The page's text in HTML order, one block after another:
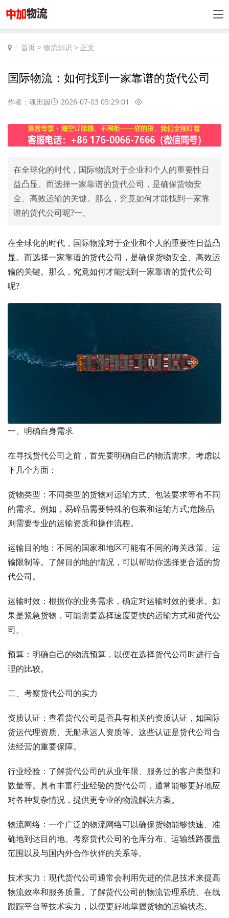
首页 > 物流知识 > 正文
国际物流：如何找到一家靠谱的货代公司
作者：魂田园 2026-07-03 05:29:01
在全球化的时代，国际物流对于企业和个人的重要性日
益凸显。而选择一家靠谱的货代公司，是确保货物安
全、高效运输的关键。那么，究竟如何才能找到一家靠
谱的货代公司呢?一、
在全球化的时代，国际物流对于企业和个人的重要性日益凸
显。而选择一家靠谱的货代公司，是确保货物安全、高效运
输的关键。那么，究竟如何才能找到一家靠谱的货代公司
呢?
一、明确自身需求
在寻找货代公司之前，首先要明确自己的物流需求。考虑以
下几个方面：
货物类型：不同类型的货物对运输方式、包装要求等有不同
的需求。例如，易碎品需要特殊的包装和运输方式;危险品
则需要专业的运输资质和操作流程。
运输目的地：不同的国家和地区可能有不同的海关政策、运
输限制等。了解目的地的情况，可以帮助你选择更合适的货
代公司。
运输时效：根据你的业务需求，确定对运输时效的要求。如
果是紧急货物，可能需要选择速度更快的运输方式和货代公
司。
预算：明确自己的物流预算，以便在选择货代公司时进行合
理的比较。
二、考察货代公司的实力
资质认证：查看货代公司是否具有相关的资质认证，如国际
货运代理资质、无船承运人资质等。这些认证是货代公司合
法经营的重要保障。
行业经验：了解货代公司的从业年限、服务过的客户类型和
数量等。具有丰富行业经验的货代公司，通常能够更好地应
对各种复杂情况，提供更专业的物流解决方案。
物流网络：一个广泛的物流网络可以确保货物能够快速、准
确地到达目的地。考察货代公司的仓库分布、运输线路覆盖
范围以及与国内外合作伙伴的关系等。
技术实力：现代货代公司通常会利用先进的信息技术来提高
物流效率和服务质量。了解货代公司的物流管理系统、在线
跟踪平台等技术实力，以便更好地掌握货物的运输状态。